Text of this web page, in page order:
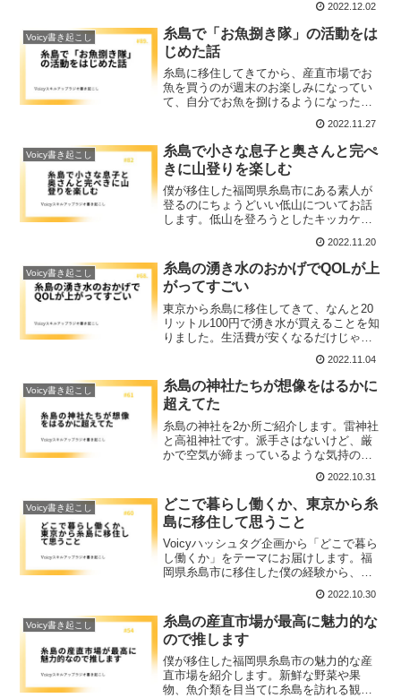
苦手で、糸島で今発信している内容をな
ぜ東京ではやらなかったのかと不思議な
感覚になりました。
2022.12.02
Voicy書き起こし
糸島で「お魚捌き隊」の活動をは
じめた話
糸島に移住してきてから、産直市場でお
魚を買うのが週末のお楽しみになってい
て、自分でお魚を捌けるようになったら
いいなということでSlackチャンネル「お
魚捌き隊」を開設し、お魚を捌いて糸島
生活を楽しんでいます。
2022.11.27
Voicy書き起こし
糸島で小さな息子と奥さんと完ぺ
きに山登りを楽しむ
僕が移住した福岡県糸島市にある素人が
登るのにちょうどいい低山についてお話
します。低山を登ろうとしたキッカケや
まで、余すことことなくお伝えします。
2022.11.20
Voicy書き起こし
糸島の湧き水のおかげでQOLが上
がってすごい
東京から糸島に移住してきて、なんと20
リットル100円で湧き水が買えることを知
りました。生活費が安くなるだけじゃな
てQOLが上がってるので、水ってほんと
すごいなと思ったことを語ります。
2022.11.04
Voicy書き起こし
糸島の神社たちが想像をはるかに
超えてた
糸島の神社を2か所ご紹介します。雷神社
と高祖神社です。派手さはないけど、厳
かで空気が締まっているような気持のよ
している雰囲気があったりと、それぞれ
にすごくステキな場所でした。
2022.10.31
Voicy書き起こし
どこで暮らし働くか、東京から糸
島に移住して思うこと
Voicyハッシュタグ企画から「どこで暮ら
し働くか」をテーマにお届けします。福
岡県糸島市に移住した僕の経験から、ど
うにするために、物理的、心理的制約を
とりのぞく必要性についてお伝えしま
す。
2022.10.30
Voicy書き起こし
糸島の産直市場が最高に魅力的な
ので推します
僕が移住した福岡県糸島市の魅力的な産
直市場を紹介します。新鮮な野菜や果
物、魚介類を目当てに糸島を訪れる観光